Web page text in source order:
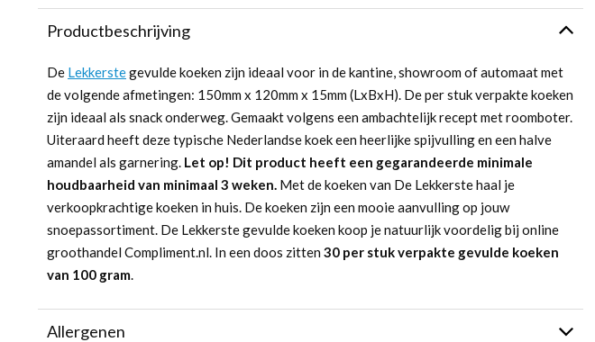
Productbeschrijving
De Lekkerstegevulde koeken zijn ideaal voor in de kantine, showroom of automaat met
de volgende afmetingen: 150mm x 120mm x 15mm (LxBxH). De per stuk verpakte koeken
zijn ideaal als snack onderweg. Gemaakt volgens een ambachtelijk recept met roomboter.
Uiteraard heeft deze typische Nederlandse koek een heerlijke spijvulling en een halve
amandel als garnering. Let op! Dit product heeft een gegarandeerde minimale
houdbaarheid van minimaal 3 weken. Met de koeken van De Lekkerste haal je
verkoopkrachtige koeken in huis. De koeken zijn een mooie aanvulling op jouw
snoepassortiment. De Lekkerste gevulde koeken koop je natuurlijk voordelig bij online
groothandel Compliment.nl. In een doos zitten 30 per stuk verpakte gevulde koeken
van 100 gram.
Allergenen